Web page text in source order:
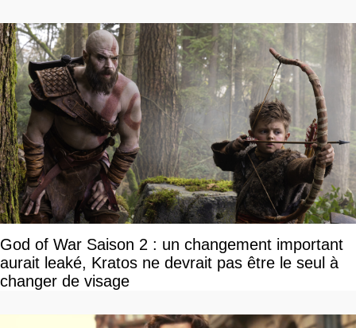
God of War Saison 2 : un changement important
aurait leaké, Kratos ne devrait pas être le seul à
changer de visage